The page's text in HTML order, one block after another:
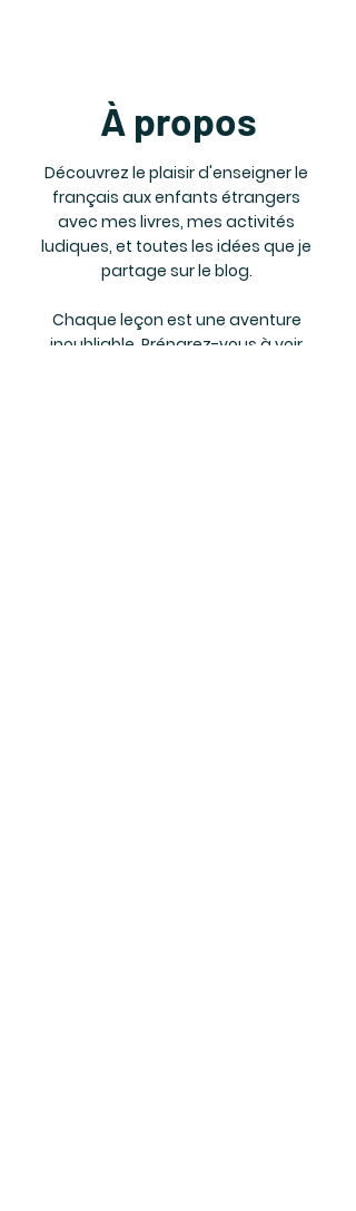
À propos
Découvrez le plaisir d'enseigner le
français aux enfants étrangers
avec mes livres, mes activités
ludiques, et toutes les idées que je
partage sur le blog.
Chaque leçon est une aventure
inoubliable. Préparez-vous à voir